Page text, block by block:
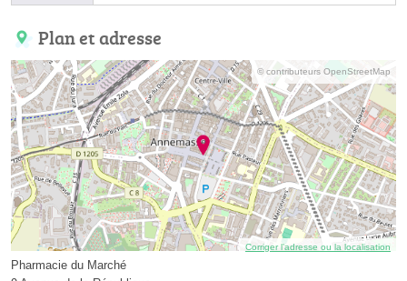
Plan et adresse
© contributeurs OpenStreetMap
Corriger l’adresse ou la localisation
Pharmacie du Marché